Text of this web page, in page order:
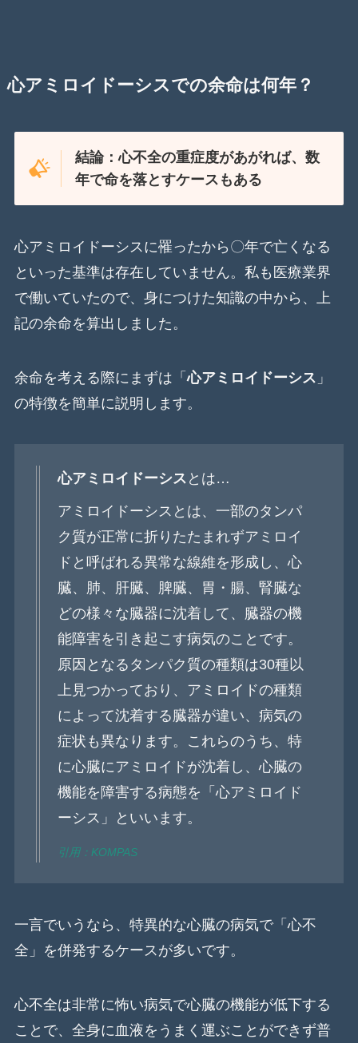
心アミロイドーシスでの余命は何年？
結論：心不全の重症度があがれば、数
年で命を落とすケースもある
心アミロイドーシスに罹ったから〇年で亡くなる
といった基準は存在していません。私も医療業界
で働いていたので、身につけた知識の中から、上
記の余命を算出しました。
余命を考える際にまずは「心アミロイドーシス 」
の特徴を簡単に説明します。
心アミロイドーシス とは…
アミロイドーシスとは、一部のタンパ
ク質が正常に折りたたまれずアミロイ
ドと呼ばれる異常な線維を形成し、心
臓、肺、肝臓、脾臓、胃・腸、腎臓な
どの様々な臓器に沈着して、臓器の機
能障害を引き起こす病気のことです。
原因となるタンパク質の種類は30種以
上見つかっており、アミロイドの種類
によって沈着する臓器が違い、病気の
症状も異なります。これらのうち、特
に心臓にアミロイドが沈着し、心臓の
機能を障害する病態を「心アミロイド
ーシス」といいます。
引用：KOMPAS
一言でいうなら、特異的な心臓の病気で「心不
全」を併発するケースが多いです。
心不全は非常に怖い病気で心臓の機能が低下する
ことで、全身に血液をうまく運ぶことができず普